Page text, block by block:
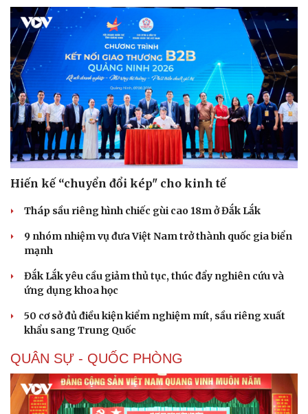
Hiến kế “chuyển đổi kép" cho kinh tế
Tháp sầu riêng hình chiếc gùi cao 18m ở Đắk Lắk
9 nhóm nhiệm vụ đưa Việt Nam trở thành quốc gia biển
mạnh
Đắk Lắk yêu cầu giảm thủ tục, thúc đẩy nghiên cứu và
ứng dụng khoa học
50 cơ sở đủ điều kiện kiểm nghiệm mít, sầu riêng xuất
khẩu sang Trung Quốc
QUÂN SỰ - QUỐC PHÒNG